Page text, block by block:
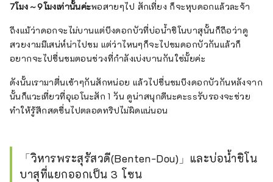
7โมง～9โมงเท่านั้นค่ะพอสายๆไป สักเที่ยง ก็จะหุบดอกแล้วละจ้า
ถึงแม้ว่าดอกจะไม่บานแต่บึงดอกบัวที่บ่อน้ำชิโนบาสุนั้นก็ถือว่าดู
สวยงามมีเสน่ห์น่าไปชม แต่ว่าไหนๆก็จะไปชมดอกบัวกันแล้วก็
อยากจะไปชื่นชมตอนช่วงที่กำลังเบ่งบานกันใช่มั้ยค่ะ
ดังนั้นเรามาตื่นเช้าๆกันสักหน่อย แล้วไปชื่นชมบึงดอกบัวกันหลังจาก
นั้นก็แวะเที่ยวที่อุเอโนะสัก 1 วัน ดูน่าสนุกดีนะคะssรับรองจะช่วย
ทำให้รู้สึกสดชื่นไปตลอดทริปไม่ผิดแน่นอน
「วิหารพระสุรัสวดี(Benten-Dou)」และบ่อน้ำชิโน
บาสุที่แยกออกเป็น 3 โซน